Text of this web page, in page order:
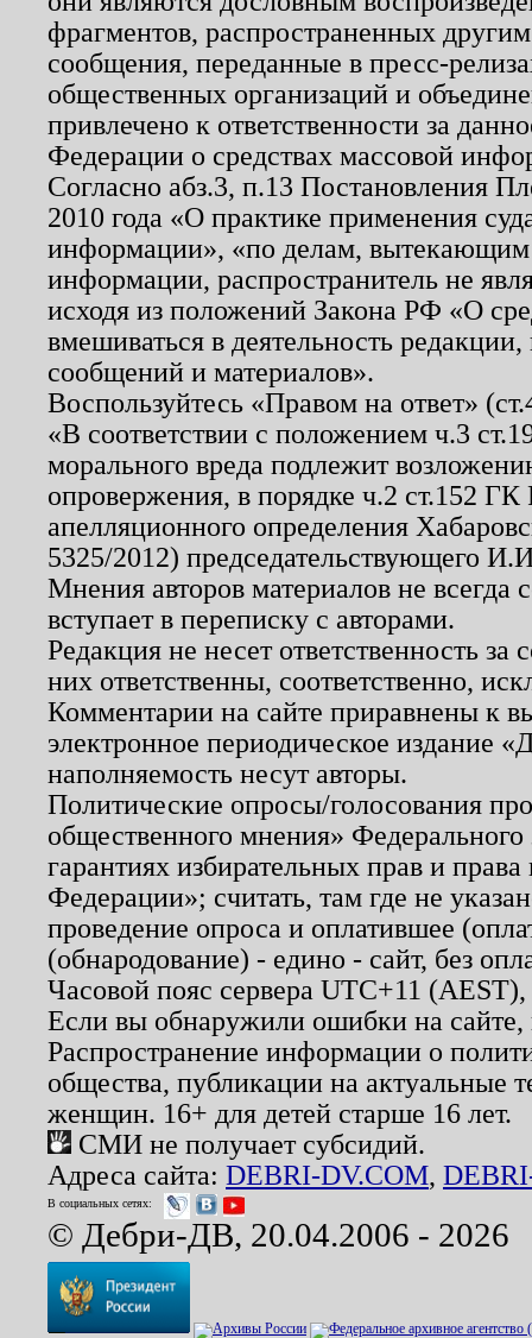
фрагментов, распространенных
сообщения, переданные в пресс-
общественных организаций и
привлечено к ответственности за
Федерации о средствах массовой
Согласно абз.3, п.13 Постановления
2010 года «О практике применения
информации», «по делам, вытекающим
информации, распространитель не
исходя из положений Закона РФ «О
вмешиваться в деятельность
сообщений и материалов».
Воспользуйтесь «Правом на ответ»
«В соответствии с положением ч.3
морального вреда подлежит
опровержения, в порядке ч.2 ст.152
апелляционного определения
5325/2012) председательствующего
Мнения авторов материалов не
вступает в переписку с авторами.
Редакция не несет ответственность
них ответственны, соответственно,
Комментарии на сайте приравнены к
электронное периодическое издание
наполняемость несут авторы.
Политические опросы/голосования
общественного мнения»
гарантиях избирательных прав и
Федерации»; считать, там где не
проведение опроса и оплатившее
(обнародование) - едино - сайт, без
Часовой пояс сервера UTC+11
Если вы обнаружили ошибки на
Распространение информации о
общества, публикации на актуальные
женщин. 16+ для детей старше 16 лет.
СМИ не получает субсидий.
Адреса сайта: DEBRI-DV.COM,
В социальных сетях:
© Дебри-ДВ, 20.04.2006 - 2026